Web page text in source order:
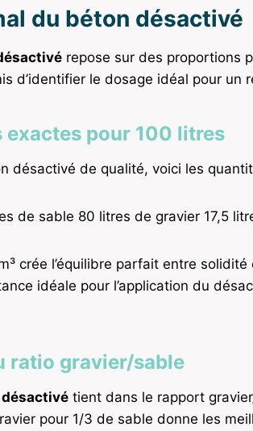
du béton désactivé
repose sur des proportions
d’identifier le dosage idéal pour
exactes pour 100 litres
désactivé de qualité, voici les
de sable 80 litres de gravier 17,5
crée l’équilibre parfait entre
idéale pour l’application du
ratio gravier/sable
tient dans le rapport
pour 1/3 de sable donne les